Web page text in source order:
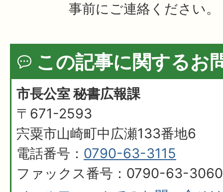
事前にご連絡ください。
この記事に関するお
市長公室 秘書広報課
〒671-2593
宍粟市山崎町中広瀬133番地6
電話番号： 0790-63-3115
ファックス番号：0790-63-3060